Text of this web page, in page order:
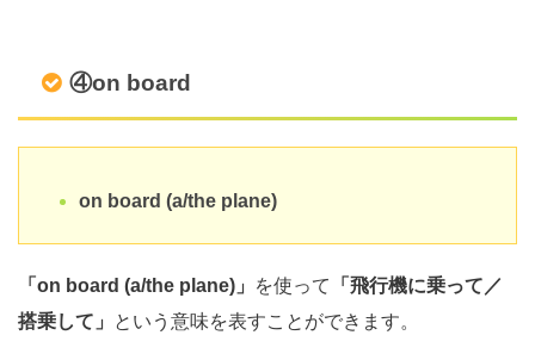
④on board
on board (a/the plane)
「on board (a/the plane)」 を使って
「飛行機に乗って／
搭乗して」
という意味を表すことができます。